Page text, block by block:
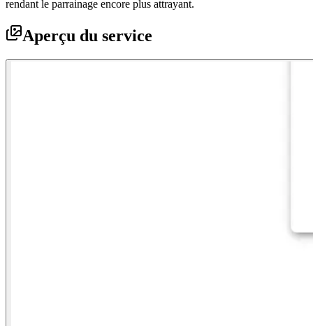
rendant le parrainage encore plus attrayant.
Aperçu du service